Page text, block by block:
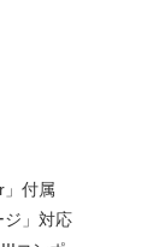
付属
ジ」対応